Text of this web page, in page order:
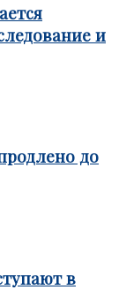
и
до
в